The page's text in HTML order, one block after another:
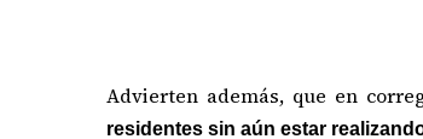
Advierten además, que en
residentes sin aún estar